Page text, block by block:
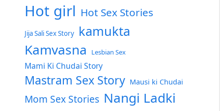
Hot girl Hot Sex Stories
Jija Sali Sex Story kamukta
Kamvasna Lesbian Sex
Mami Ki Chudai Story
Mastram Sex Story Mausi ki Chudai
Mom Sex Stories Nangi Ladki